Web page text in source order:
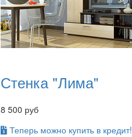
Стенка "Лима"
8 500 руб
Теперь можно купить в кредит!